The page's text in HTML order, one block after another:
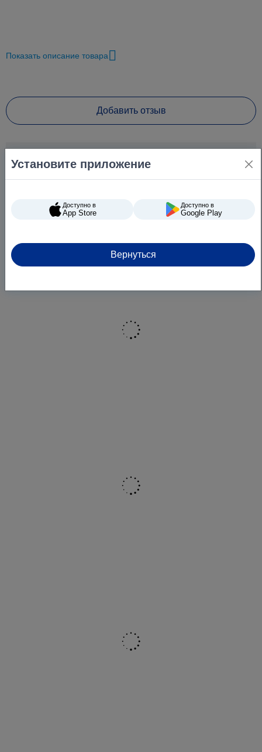
Показать описание товара
Добавить отзыв
Установите приложение
Доступно в
App Store
Доступно в
Google Play
Вернуться